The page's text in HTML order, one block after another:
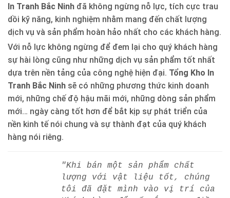
In Tranh Bắc Ninh đã không ngừng nỗ lực, tích cực trau
dồi kỹ năng, kinh nghiệm nhằm mang đến chất lượng
dịch vụ và sản phẩm hoàn hảo nhất cho các khách hàng.
Với nỗ lực không ngừng để đem lại cho quý khách hàng
sự hài lòng cũng như những dịch vụ sản phẩm tốt nhất
dựa trên nền tảng của công nghệ hiện đại. Tổng Kho In
Tranh Bắc Ninh sẽ có những phương thức kinh doanh
mới, những chế độ hậu mãi mới, những dòng sản phẩm
mới… ngày càng tốt hơn để bắt kịp sự phát triển của
nền kinh tế nói chung và sự thành đạt của quý khách
hàng nói riêng.
"Khi bán một sản phẩm chất
lượng với vật liệu tốt, chúng
tôi đã đặt mình vào vị trí của